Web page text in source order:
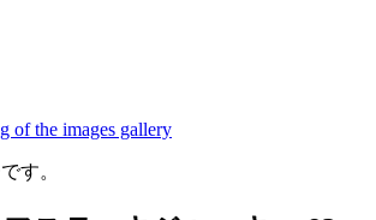
of the images gallery
す。